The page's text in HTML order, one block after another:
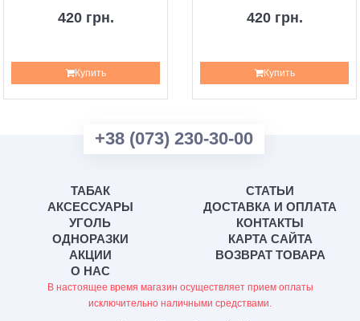
420 грн.
Купить
420 грн.
Купить
+38 (073) 230-30-00
ТАБАК
АКСЕССУАРЫ
УГОЛЬ
ОДНОРАЗКИ
АКЦИИ
О НАС
СТАТЬИ
ДОСТАВКА И ОПЛАТА
КОНТАКТЫ
КАРТА САЙТА
ВОЗВРАТ ТОВАРА
В настоящее время магазин осуществляет прием оплаты
исключительно наличными средствами.